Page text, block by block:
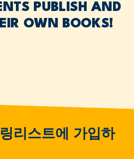
PUBLISH AND
OWN BOOKS!
리스트에 가입하